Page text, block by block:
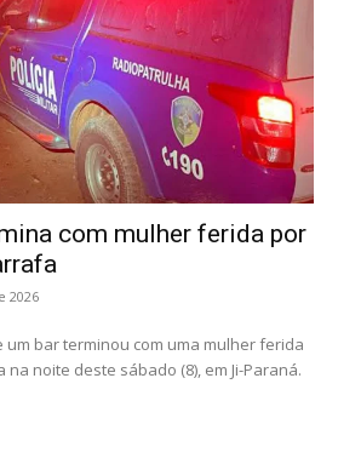
com mulher ferida por
2026
bar terminou com uma mulher ferida
noite deste sábado (8), em Ji-Paraná.